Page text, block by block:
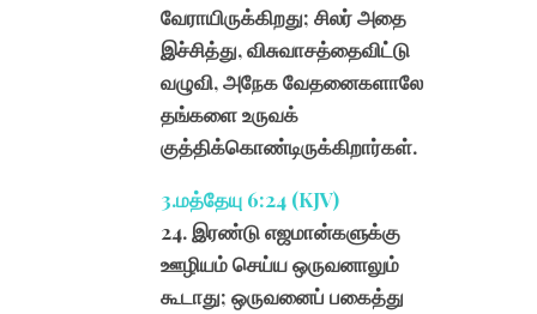
வேராயிருக்கிறது; சிலர் அதை
இச்சித்து, விசுவாசத்தைவிட்டு
வழுவி, அநேக வேதனைகளாலே
தங்களை உருவக்
குத்திக்கொண்டிருக்கிறார்கள்.
3.மத்தேயு 6:24 (KJV)
24. இரண்டு எஜமான்களுக்கு
ஊழியம் செய்ய ஒருவனாலும்
கூடாது; ஒருவனைப் பகைத்து